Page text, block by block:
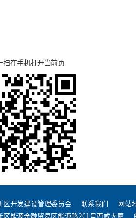
扫在手机打开当前页
区开发建设管理委员会 联系我们
网站
区能源金融贸易区能源路201号西咸大厦